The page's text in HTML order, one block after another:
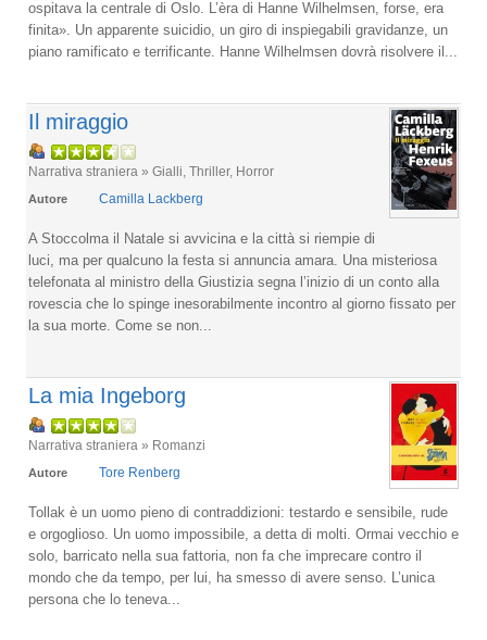
ospitava la centrale di Oslo. L’èra di Hanne Wilhelmsen, forse, era
finita». Un apparente suicidio, un giro di inspiegabili gravidanze, un
piano ramificato e terrificante. Hanne Wilhelmsen dovrà risolvere il...
Il miraggio
Narrativa straniera » Gialli, Thriller, Horror
Autore Camilla Lackberg
A Stoccolma il Natale si avvicina e la città si riempie di
luci, ma per qualcuno la festa si annuncia amara. Una misteriosa
telefonata al ministro della Giustizia segna l’inizio di un conto alla
rovescia che lo spinge inesorabilmente incontro al giorno fissato per
la sua morte. Come se non...
La mia Ingeborg
Narrativa straniera » Romanzi
Autore Tore Renberg
Tollak è un uomo pieno di contraddizioni: testardo e sensibile, rude
e orgoglioso. Un uomo impossibile, a detta di molti. Ormai vecchio e
solo, barricato nella sua fattoria, non fa che imprecare contro il
mondo che da tempo, per lui, ha smesso di avere senso. L’unica
persona che lo teneva...